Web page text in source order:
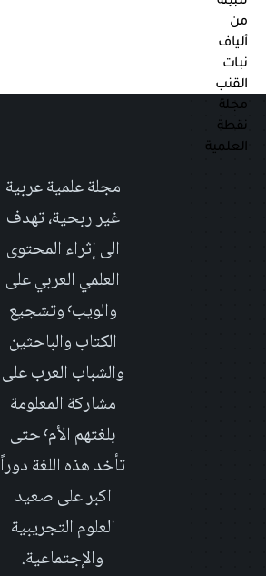
مجلة علمية عربية
غير ربحية، تهدف
الى إثراء المحتوى
العلمي العربي على
والويب٬ وتشجيع
الكتاب والباحثين
والشباب العرب على
مشاركة المعلومة
بلغتهم الأم٬ حتى
تأخد هذه اللغة دوراً
اكبر على صعيد
العلوم التجريبية
والإجتماعية.